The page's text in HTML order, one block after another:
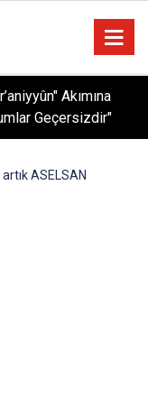
Akımına
Geçersizdir"
artık ASELSAN